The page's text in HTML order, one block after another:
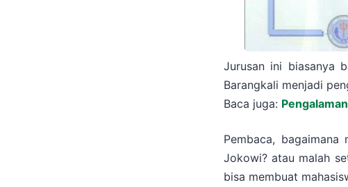
Jurusan ini biasanya
Barangkali menjadi
Baca juga:
Pembaca,
Jokowi? atau malah
bisa membuat